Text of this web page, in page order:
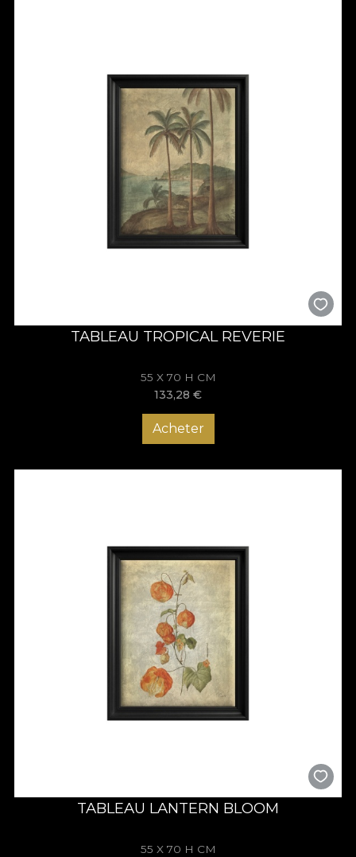
TABLEAU TROPICAL REVERIE
55 X 70 H CM
133,28 €
Acheter
TABLEAU LANTERN BLOOM
55 X 70 H CM